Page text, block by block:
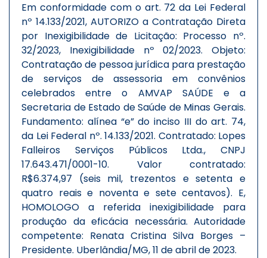
Em conformidade com o art. 72 da Lei Federal
nº 14.133/2021, AUTORIZO a Contratação Direta
por Inexigibilidade de Licitação: Processo nº.
32/2023, Inexigibilidade nº 02/2023. Objeto:
Contratação de pessoa jurídica para prestação
de serviços de assessoria em convênios
celebrados entre o AMVAP SAÚDE e a
Secretaria de Estado de Saúde de Minas Gerais.
Fundamento: alínea “e” do inciso III do art. 74,
da Lei Federal nº. 14.133/2021. Contratado: Lopes
Falleiros Serviços Públicos Ltda., CNPJ
17.643.471/0001-10. Valor contratado:
R$6.374,97 (seis mil, trezentos e setenta e
quatro reais e noventa e sete centavos). E,
HOMOLOGO a referida inexigibilidade para
produção da eficácia necessária. Autoridade
competente: Renata Cristina Silva Borges –
Presidente. Uberlândia/MG, 11 de abril de 2023.